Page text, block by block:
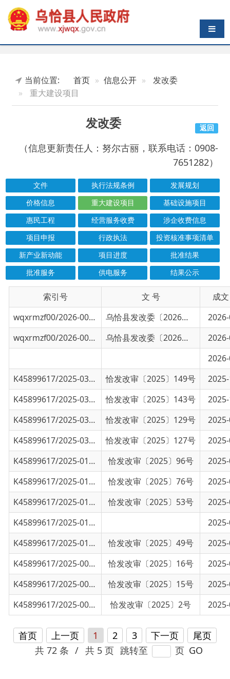
导航切换
重大建设项目
发改委
（信息更新责任人：努尔古丽，联系电话：0908-
7651282）
发展规划
价格信息
重大建设项目
基础设施项目
惠民工程
经营服务收费
涉企收费信息
项目申报
行政执法
投资核准事项清单
新产业新动能
项目进度
批准结果
批准服务
供电服务 结果公示
索引号 信息标题 文 号 成文日期
wqxrmzf00/2026-00975 乌恰县发展和改革委员会关于乌恰县乌鲁
乌恰县发改委〔2026〕恰发改审（2026）98号号 2026-07-03
乌恰县发展和改革委员会关于乌恰县吉根
2026-06-02
关于征集乌恰县招标投标领域问题线索的
2026-04-09
K45899617/2025-03450 乌恰县发展和改革委员会关于乌恰县综合
恰发改审〔2025〕149号
2025-11-10
乌恰县发展和改革委员会关于乌恰县开普
2025-10-11
K45899617/2025-03444 乌恰县发展和改革委员会关于乌恰县乌鲁
恰发改审〔2025〕129号 2025-09-01
K45899617/2025-03447 乌恰县发展和改革委员会关于乌恰县托云
恰发改审〔2025〕127号 2025-08-29
K45899617/2025-01893 乌恰县发展和改革委员会关于乌恰县黑孜
恰发改审〔2025〕96号 2025-06-18
K45899617/2025-01892 关于乌恰县黑孜苇乡阿热布拉克村2025年
恰发改审〔2025〕76号
2025-05-20
K45899617/2025-01066
乌恰县发展和改革委员会关于克州乌恰县
恰发改审〔2025〕53号 2025-03-26
K45899617/2025-01082 乌恰县发改委2024年度法治政府建设工作
2025-03-26
K45899617/2025-01064 乌恰县发展和改革委员会关于乌恰县波斯
恰发改审〔2025〕49号 2025-03-19
K45899617/2025-00652 乌恰县发展和改革委员会关于乌恰县托云
恰发改审〔2025〕16号 2025-02-12
K45899617/2025-00651 乌恰县发展和改革委员会关于乌恰县铁列
2025-02-12
K45899617/2025-00650 乌恰县发展和改革委员会关于乌恰县黑孜
恰发改审〔2025〕2号 2025-01-17
首页 上一页 1 3 下一页 尾页
共 72 条 / 共 5 页 跳转至 页 GO
主办：新疆乌恰县人民政府办公室承办：新疆乌恰县政务服务
政府网站标识码：6530240001新公网安备65302402000101号
地 址：新疆克州乌恰县光明路1号 联系电话：0908-4621030